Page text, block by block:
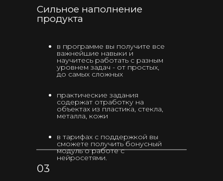
Сильное наполнение
продукта
в программе вы получите все
важнейшие навыки и
научитесь работать с разным
уровнем задач - от простых,
до самых сложных
практические задания
содержат отработку на
объектах из пластика, стекла,
металла, кожи
в тарифах с поддержкой вы
сможете получить бонусный
модуль о работе с
нейросетями.
03